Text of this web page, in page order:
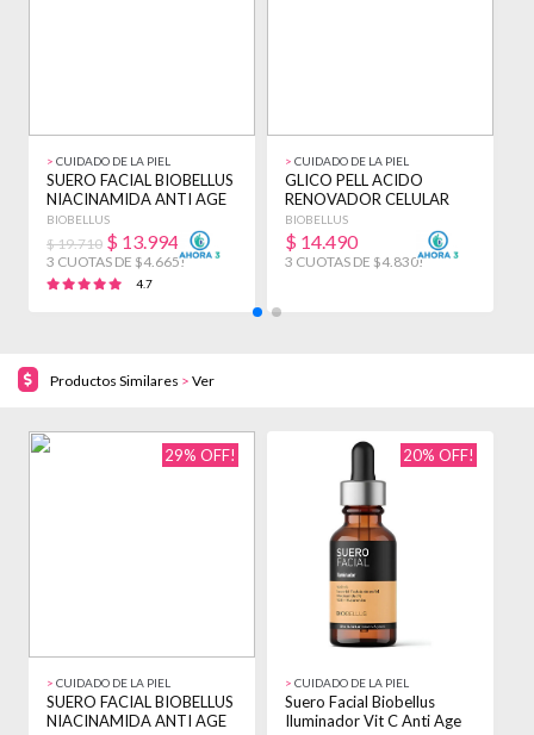
> CUIDADO DE LA PIEL
SUERO FACIAL BIOBELLUS
NIACINAMIDA ANTI AGE
CUTIS PIEL 30CC TODO
TIPO DE PIEL
BIOBELLUS
$ 19.710 $ 13.994
3 CUOTAS DE $4.665!
4.7
> CUIDADO DE LA PIEL
GLICO PELL ACIDO
RENOVADOR CELULAR
PEELING BIOBELLUS 30ML
MIXTA NOCHE
BIOBELLUS
$ 14.490
3 CUOTAS DE $4.830!
Productos Similares > Ver
29% OFF!
> CUIDADO DE LA PIEL
SUERO FACIAL BIOBELLUS
NIACINAMIDA ANTI AGE
20% OFF!
> CUIDADO DE LA PIEL
Suero Facial Biobellus
Iluminador Vit C Anti Age